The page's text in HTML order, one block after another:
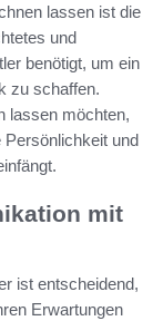
lassen ist die
und
benötigt, um ein
zu schaffen.
lassen möchten,
Persönlichkeit und
mit
ist entscheidend,
Erwartungen